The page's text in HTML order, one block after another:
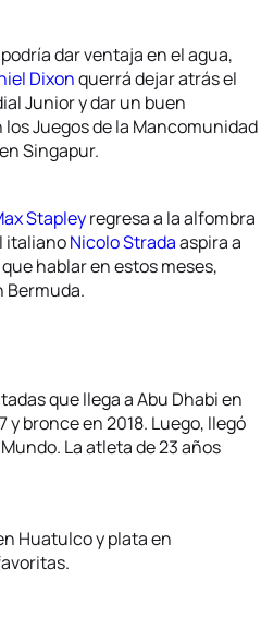
dar ventaja en el agua,
Dixonquerrá dejar atrás el
Junior y dar un buen
Juegos de la Mancomunidad
Singapur.
Stapleyregresa a la alfombra
italianoNicolo Stradaaspira a
hablar en estos meses,
Bermuda.
que llega a Abu Dhabi en
bronce en 2018. Luego, llegó
La atleta de 23 años
Huatulco y plata en